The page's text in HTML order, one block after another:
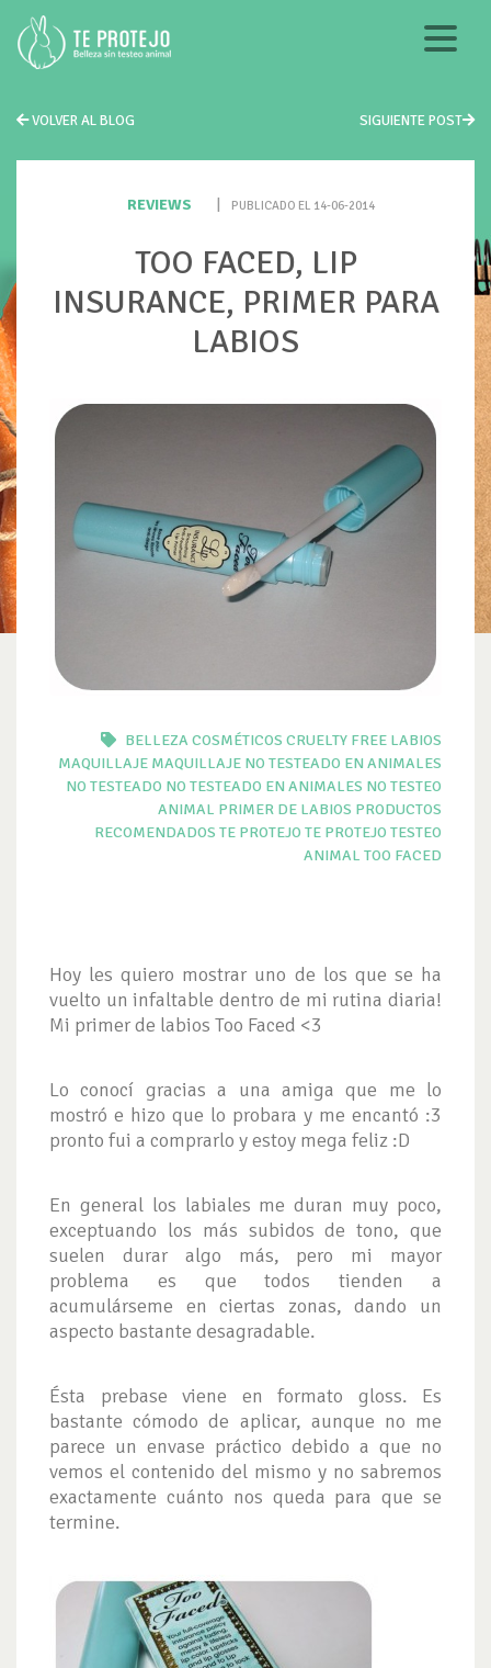
VOLVER AL BLOG SIGUIENTE POST
REVIEWS PUBLICADO EL 14-06-2014
TOO FACED, LIP
INSURANCE, PRIMER PARA
LABIOS
BELLEZA COSMÉTICOS CRUELTY FREE LABIOS
MAQUILLAJE MAQUILLAJE NO TESTEADO EN ANIMALES
NO TESTEADO NO TESTEADO EN ANIMALES NO TESTEO
ANIMAL PRIMER DE LABIOS PRODUCTOS
RECOMENDADOS TE PROTEJO TE PROTEJO TESTEO
ANIMAL TOO FACED
Hoy les quiero mostrar uno de los que se ha
vuelto un infaltable dentro de mi rutina diaria!
Mi primer de labios Too Faced <3
Lo conocí gracias a una amiga que me lo
mostró e hizo que lo probara y me encantó :3
pronto fui a comprarlo y estoy mega feliz :D
En general los labiales me duran muy poco,
exceptuando los más subidos de tono, que
suelen durar algo más, pero mi mayor
problema es que todos tienden a
acumulárseme en ciertas zonas, dando un
aspecto bastante desagradable.
Ésta prebase viene en formato gloss. Es
bastante cómodo de aplicar, aunque no me
parece un envase práctico debido a que no
vemos el contenido del mismo y no sabremos
exactamente cuánto nos queda para que se
termine.